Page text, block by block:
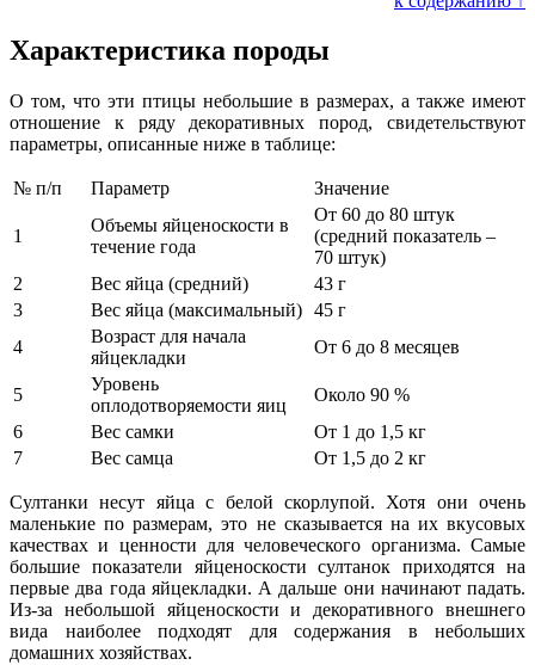
Характеристика породы
О том, что эти птицы небольшие в размерах, а также имеют
отношение к ряду декоративных пород, свидетельствуют
параметры, описанные ниже в таблице:
№ п/п Параметр Значение
1
Объемы яйценоскости в
течение года
От 60 до 80 штук
(средний показатель –
70 штук)
2
Вес яйца (средний)
43 г
3
Вес яйца (максимальный) 45 г
4
Возраст для начала
яйцекладки
От 6 до 8 месяцев
5
Уровень
оплодотворяемости яиц
Около 90 %
6
Вес самки
От 1 до 1,5 кг
7
Вес самца От 1,5 до 2 кг
Султанки несут яйца с белой скорлупой. Хотя они очень
маленькие по размерам, это не сказывается на их вкусовых
качествах и ценности для человеческого организма. Самые
большие показатели яйценоскости султанок приходятся на
первые два года яйцекладки. А дальше они начинают падать.
Из-за небольшой яйценоскости и декоративного внешнего
вида наиболее подходят для содержания в небольших
домашних хозяйствах.